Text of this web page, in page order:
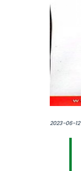
2023-06-12